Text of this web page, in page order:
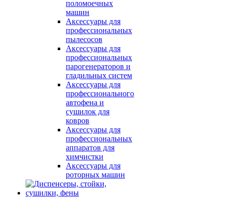
поломоечных
машин
Аксессуары для
профессиональных
пылесосов
Аксессуары для
профессиональных
парогенераторов и
гладильных систем
Аксессуары для
профессионального
автофена и
сушилок для
ковров
Аксессуары для
профессиональных
аппаратов для
химчистки
Аксессуары для
роторных машин